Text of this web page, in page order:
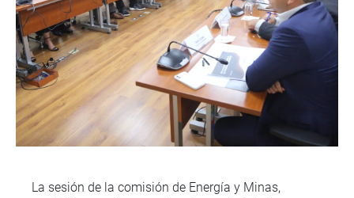
La sesión de la comisión de Energía y Minas,